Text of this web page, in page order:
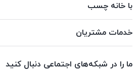
با خانه چسب
خدمات مشتریان
ما را در شبکه‌های اجتماعی دنبال کنید